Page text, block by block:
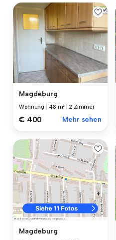
Magdeburg
Wohnung 48 m² |2 Zimmer
€ 400 Mehr sehen
Magdeburg